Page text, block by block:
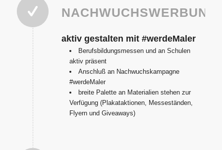
NACHWUCHSWERBUNG
aktiv gestalten mit #werdeMaler
Berufsbildungsmessen und an Schulen
aktiv präsent
Anschluß an Nachwuchskampagne
#werdeMaler
breite Palette an Materialien stehen zur
Verfügung (Plakataktionen, Messeständen,
Flyern und Giveaways)